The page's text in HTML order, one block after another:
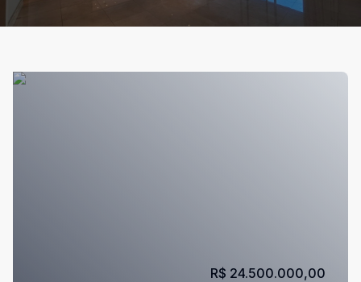
R$ 24.500.000,00